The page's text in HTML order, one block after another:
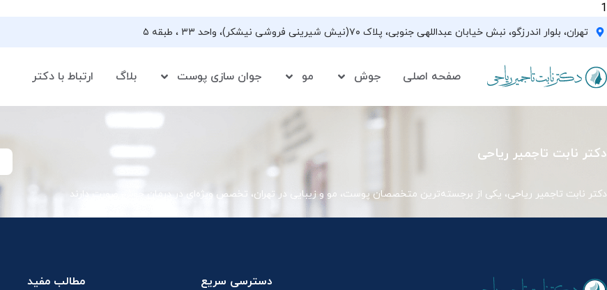
1
تهران، بلوار اندرزگو، نبش خیابان عبداللهی جنوبی، پلاک ۷۰(نیش شیرینی فروشی نیشکر)، واحد ۳۳ ، طبقه ۵
صفحه اصلی جوش مو جوان سازی پوست بلاگ ارتباط با دکتر
دکتر نابت تاجمیر ریاحی
دکتر نابت تاجمیر ریاحی، یکی از برجسته‌ترین متخصصان پوست، مو و زیبایی در تهران، تخصص ویژه‌ای در درمان جوش صورت دارند
دسترسی سریع مطالب مفید